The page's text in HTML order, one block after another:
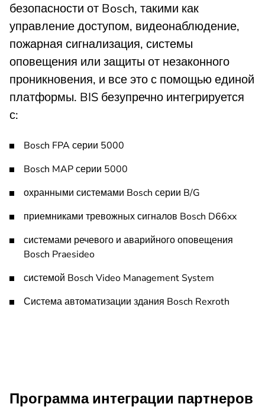
безопасности от Bosch, такими как
управление доступом, видеонаблюдение,
пожарная сигнализация, системы
оповещения или защиты от незаконного
проникновения, и все это с помощью единой
платформы. BIS безупречно интегрируется
с:
Bosch FPA серии 5000
Bosch MAP серии 5000
охранными системами Bosch серии B/G
приемниками тревожных сигналов Bosch D66xx
системами речевого и аварийного оповещения
Bosch Praesideo
системой Bosch Video Management System
Система автоматизации здания Bosch Rexroth
Программа интеграции партнеров